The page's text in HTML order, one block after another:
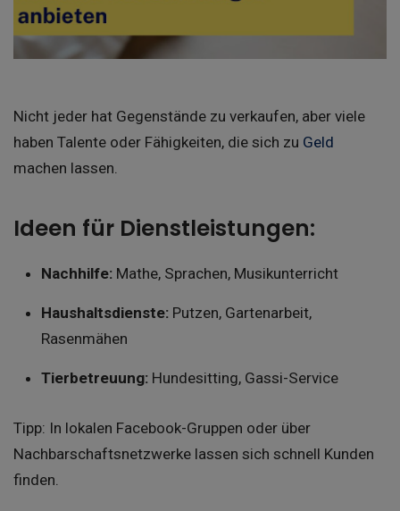
Nicht jeder hat Gegenstände zu verkaufen, aber viele
haben Talente oder Fähigkeiten, die sich zu Geld
machen lassen.
Ideen für Dienstleistungen:
Nachhilfe:Mathe, Sprachen, Musikunterricht
Haushaltsdienste:Putzen, Gartenarbeit,
Rasenmähen
Tierbetreuung:Hundesitting, Gassi-Service
Tipp: In lokalen Facebook-Gruppen oder über
Nachbarschaftsnetzwerke lassen sich schnell Kunden
finden.